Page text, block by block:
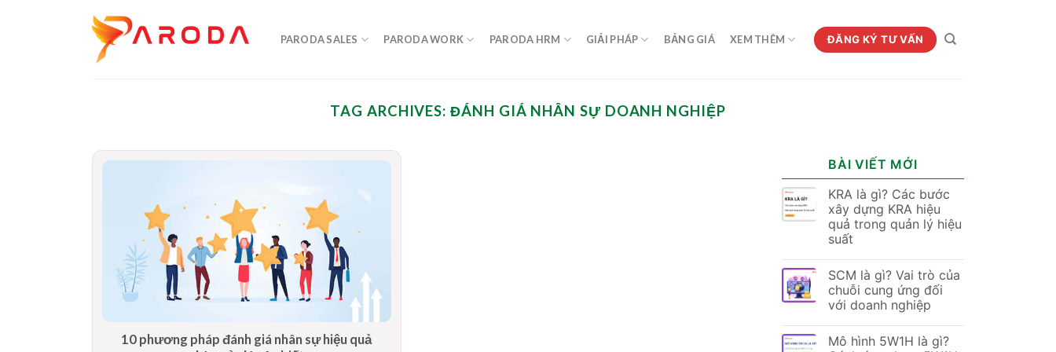
PARODA SALES PARODA WORK PARODA HRM GIẢI PHÁP BẢNG GIÁ XEM THÊM ĐĂNG KÝ TƯ VẤN
TAG ARCHIVES:ĐÁNH GIÁ NHÂN SỰ DOANH NGHIỆP
10 phương pháp đánh giá nhân sự hiệu quả
BÀI VIẾT MỚI
KRA là gì? Các bước
xây dựng KRA hiệu
quả trong quản lý hiệu
suất
SCM là gì? Vai trò của
chuỗi cung ứng đối
với doanh nghiệp
Mô hình 5W1H là gì?